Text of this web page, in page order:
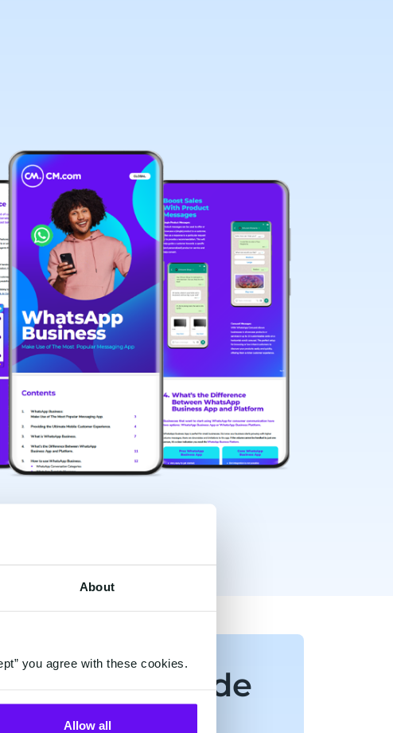
About
you agree with these cookies.
Allow all
de Guide